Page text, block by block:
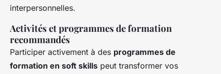
interpersonnelles.
Activités et programmes de formation
recommandés
Participer activement à des programmes de
formation en soft skills peut transformer vos